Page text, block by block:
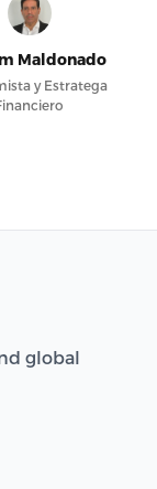
Maldonado
y Estratega
global